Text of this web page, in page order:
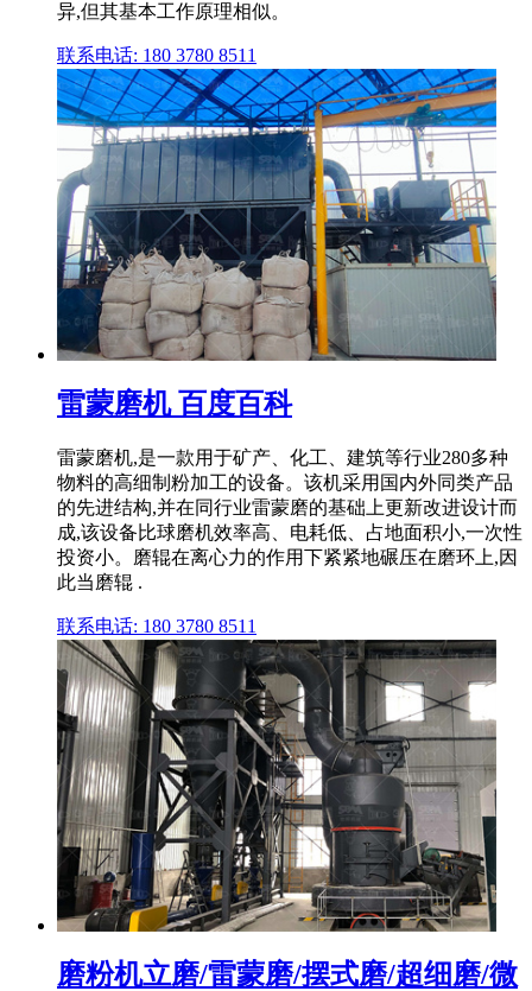
异,但其基本工作原理相似。
联系电话: 180 3780 8511
雷蒙磨机 百度百科
雷蒙磨机,是一款用于矿产、化工、建筑等行业280多种
物料的高细制粉加工的设备。该机采用国内外同类产品
的先进结构,并在同行业雷蒙磨的基础上更新改进设计而
成,该设备比球磨机效率高、电耗低、占地面积小,一次性
投资小。磨辊在离心力的作用下紧紧地碾压在磨环上,因
此当磨辊 .
联系电话: 180 3780 8511
磨粉机立磨/雷蒙磨/摆式磨/超细磨/微